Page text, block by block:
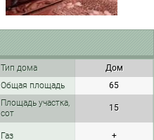
Тип дома
Дом
Общая площадь 65
Площадь участка,
сот
15
Газ +